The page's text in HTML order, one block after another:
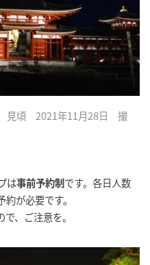
見頃 2021年11月28日 撮
は事前予約制です。各日人数
が必要です。
、ご注意を。